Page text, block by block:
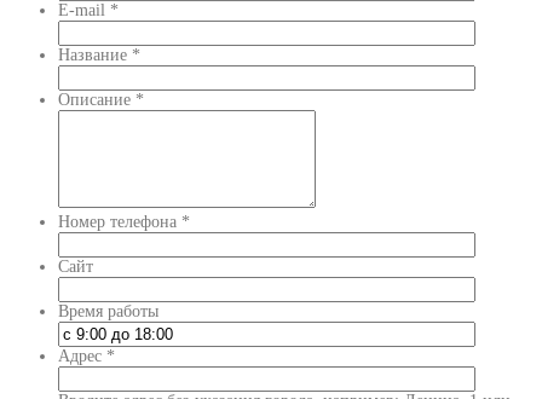
E-mail *
Название *
Описание *
Номер телефона *
Сайт
Время работы
Адрес *